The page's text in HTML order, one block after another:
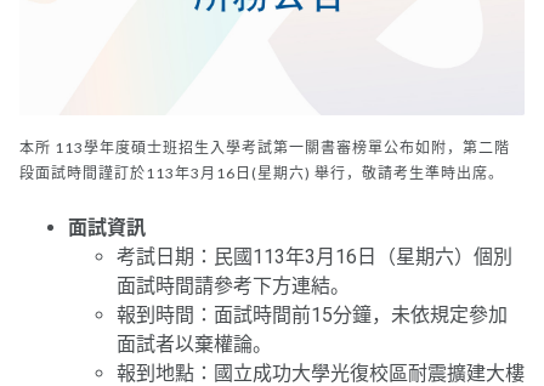
本所 113學年度碩士班招生入學考試第一關書審榜單公布如附，第二階
段面試時間謹訂於113年3月16日(星期六) 舉行，敬請考生準時出席。
面試資訊
考試日期：民國113年3月16日（星期六）個別
面試時間請參考下方連結。
報到時間：面試時間前15分鐘，未依規定參加
面試者以棄權論。
報到地點：國立成功大學光復校區耐震擴建大樓